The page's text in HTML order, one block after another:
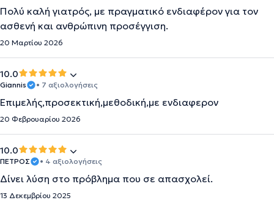
Πολύ καλή γιατρός, με πραγματικό ενδιαφέρον για τον
ασθενή και ανθρώπινη προσέγγιση.
20 Μαρτίου 2026
10.0
Giannis • 7 αξιολογήσεις
Επιμελής,προσεκτική,μεθοδική,με ενδιαφερον
20 Φεβρουαρίου 2026
10.0
ΠΕΤΡΟΣ • 4 αξιολογήσεις
Δίνει λύση στο πρόβλημα που σε απασχολεί.
13 Δεκεμβρίου 2025